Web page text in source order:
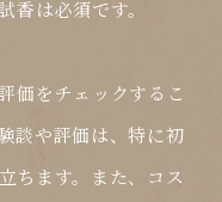
香は必須です。
価をチェックするこ
談や評価は、特に初
ちます。また、コス